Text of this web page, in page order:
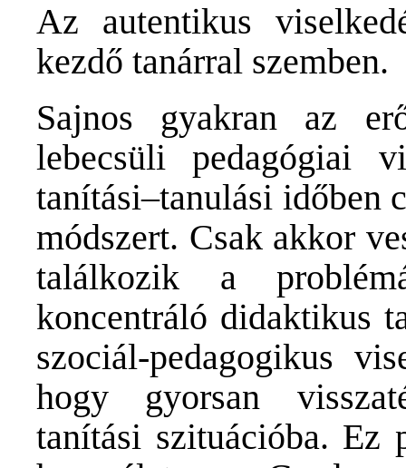
Az autentikus
kezdő tanárral szemben.
Sajnos gyakran az
lebecsüli pedagógiai
tanítási–tanulási időben
módszert. Csak akkor
találkozik a
koncentráló didaktikus
szociál-pedagogikus
hogy gyorsan
tanítási szituációba. Ez